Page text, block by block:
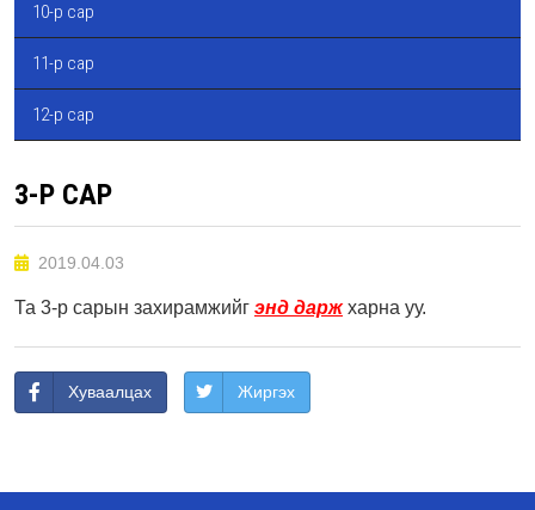
10-р сар
11-р сар
12-р сар
3-Р САР
2019.04.03
Та 3-р сарын захирамжийг энд даржхарна уу.
Хуваалцах Жиргэх